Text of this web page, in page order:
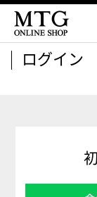
ログイン